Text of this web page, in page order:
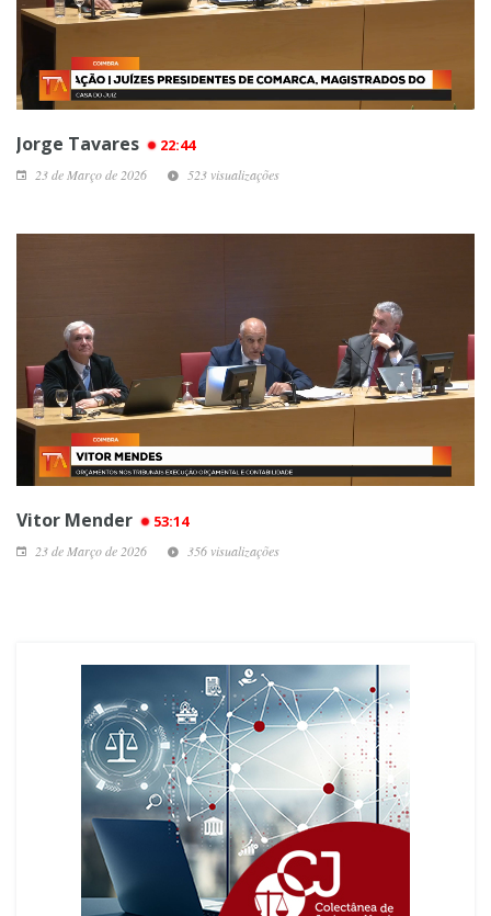
Jorge Tavares 22:44
23 de Março de 2026 523 visualizações
Vitor Mender 53:14
23 de Março de 2026 356 visualizações